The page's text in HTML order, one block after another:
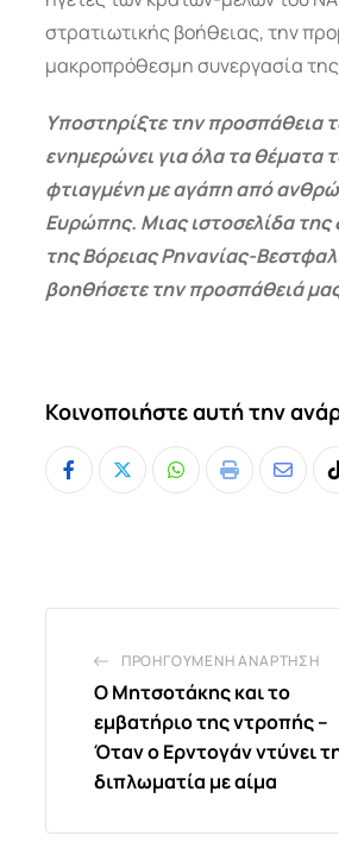
στρατιωτικής βοήθειας, την
μακροπρόθεσμη συνεργασία
Υποστηρίξτε την προσπάθεια
ενημερώνει για όλα τα θέματα
φτιαγμένη με αγάπη από
Ευρώπης. Μιας ιστοσελίδα της
της Βόρειας Ρηνανίας-
βοηθήσετε την προσπάθειά
Κοινοποιήστε αυτή την
Whatsapp
Print
Share
ΠΡΟΗΓΟΎΜΕΝΗ ΑΝΆΡΤΗΣΗ
Ο Μητσοτάκης και το
εμβατήριο της ντροπής –
Όταν ο Ερντογάν ντύνει
διπλωματία με αίμα